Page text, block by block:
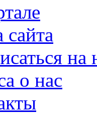
сайта
на
о нас